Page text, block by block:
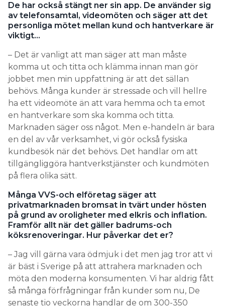
De har också stängt ner sin app. De använder sig
av telefonsamtal, videomöten och säger att det
personliga mötet mellan kund och hantverkare är
viktigt…
– Det är vanligt att man säger att man måste
komma ut och titta och klämma innan man gör
jobbet men min uppfattning är att det sällan
behövs. Många kunder är stressade och vill hellre
ha ett videomöte än att vara hemma och ta emot
en hantverkare som ska komma och titta.
Marknaden säger oss något. Men e-handeln är bara
en del av vår verksamhet, vi gör också fysiska
kundbesök när det behövs. Det handlar om att
tillgängliggöra hantverkstjänster och kundmöten
på flera olika sätt.
Många VVS-och elföretag säger att
privatmarknaden bromsat in tvärt under hösten
på grund av oroligheter med elkris och inflation.
Framför allt när det gäller badrums-och
köksrenoveringar. Hur påverkar det er?
– Jag vill gärna vara ödmjuk i det men jag tror att vi
är bäst i Sverige på att attrahera marknaden och
möta den moderna konsumenten. Vi har aldrig fått
så många förfrågningar från kunder som nu, De
senaste tio veckorna handlar de om 300-350